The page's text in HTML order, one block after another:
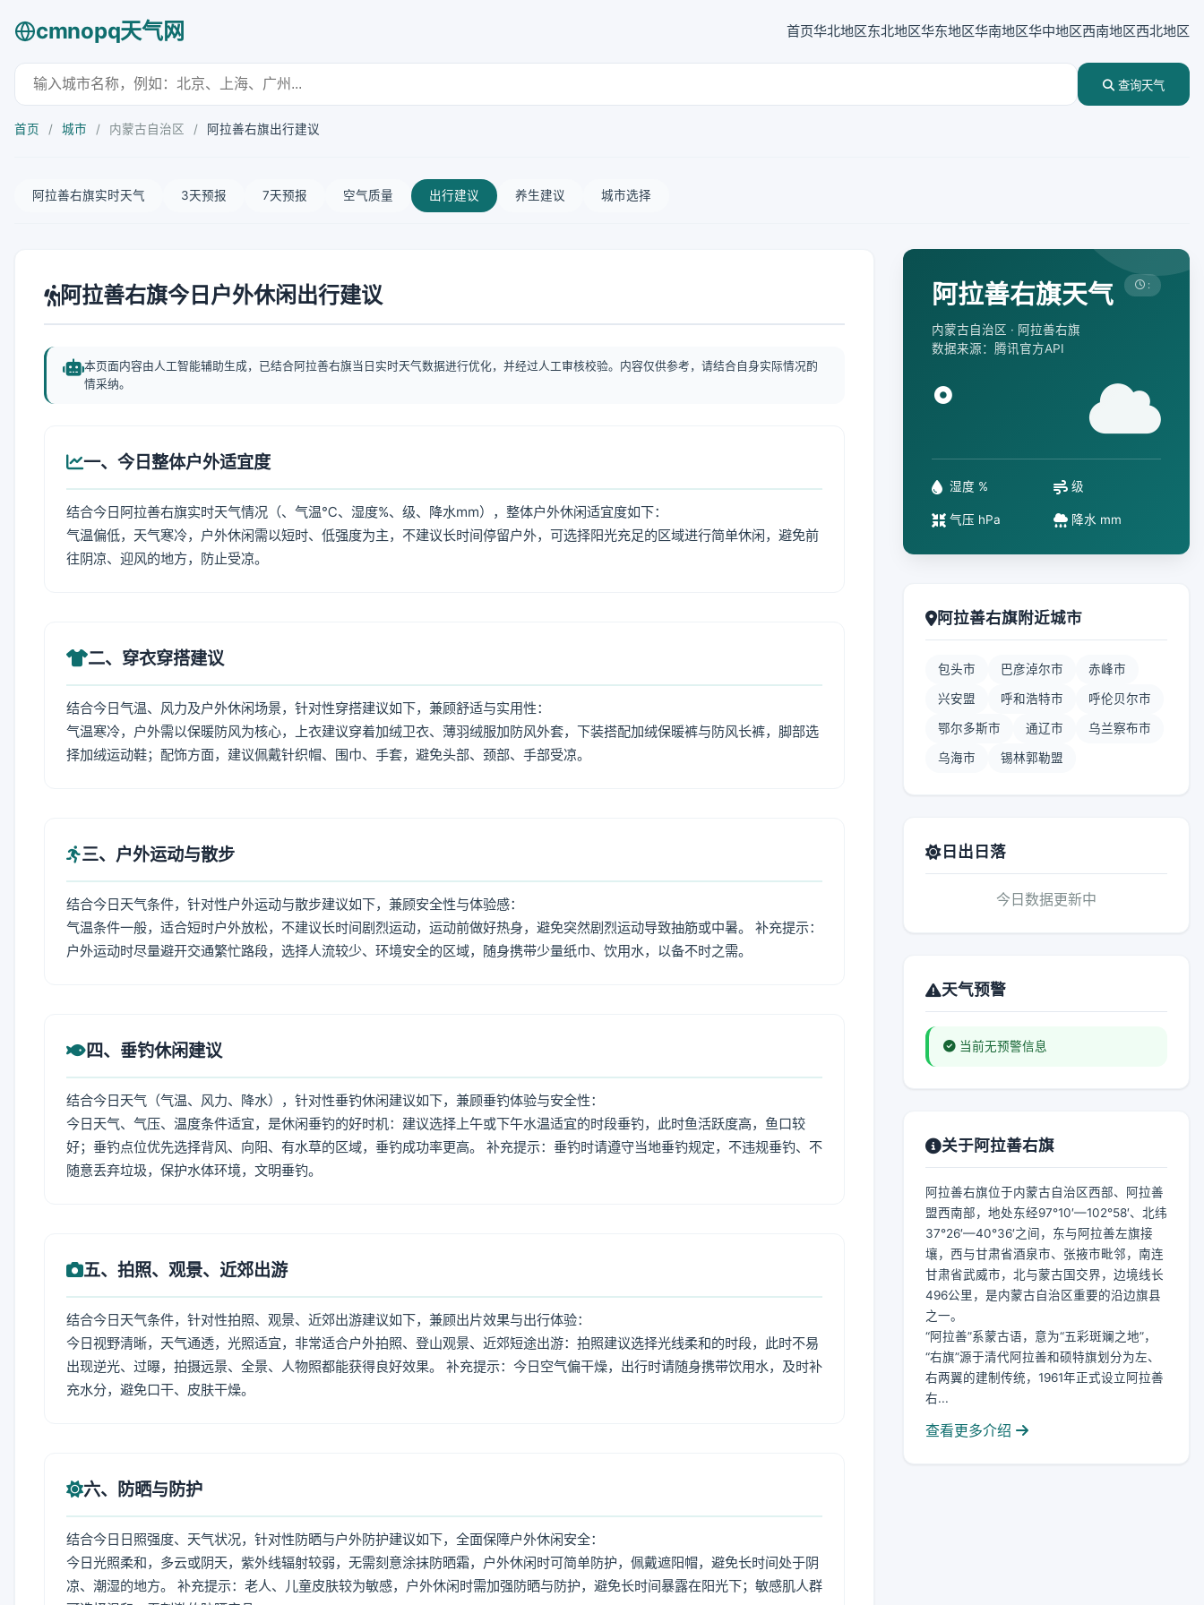
cmnopq天气网 首页华北地区东北地区华东地区华南地区华中地区西南地区西北地区
查询天气
首页 / 城市 / 内蒙古自治区 / 阿拉善右旗出行建议
阿拉善右旗实时天气 3天预报 7天预报 空气质量 出行建议 养生建议 城市选择
阿拉善右旗今日户外休闲出行建议
本页面内容由人工智能辅助生成，已结合阿拉善右旗当日实时天气数据进行优化，并经过人工审核校验。内容仅供参考，请结合自身实际情况酌
情采纳。
一、今日整体户外适宜度
结合今日阿拉善右旗实时天气情况（、气温℃、湿度%、级、降水mm），整体户外休闲适宜度如下：
气温偏低，天气寒冷，户外休闲需以短时、低强度为主，不建议长时间停留户外，可选择阳光充足的区域进行简单休闲，避免前
往阴凉、迎风的地方，防止受凉。
二、穿衣穿搭建议
结合今日气温、风力及户外休闲场景，针对性穿搭建议如下，兼顾舒适与实用性：
气温寒冷，户外需以保暖防风为核心，上衣建议穿着加绒卫衣、薄羽绒服加防风外套，下装搭配加绒保暖裤与防风长裤，脚部选
择加绒运动鞋；配饰方面，建议佩戴针织帽、围巾、手套，避免头部、颈部、手部受凉。
三、户外运动与散步
结合今日天气条件，针对性户外运动与散步建议如下，兼顾安全性与体验感：
气温条件一般，适合短时户外放松，不建议长时间剧烈运动，运动前做好热身，避免突然剧烈运动导致抽筋或中暑。 补充提示：
户外运动时尽量避开交通繁忙路段，选择人流较少、环境安全的区域，随身携带少量纸巾、饮用水，以备不时之需。
四、垂钓休闲建议
结合今日天气（气温、风力、降水），针对性垂钓休闲建议如下，兼顾垂钓体验与安全性：
今日天气、气压、温度条件适宜，是休闲垂钓的好时机：建议选择上午或下午水温适宜的时段垂钓，此时鱼活跃度高，鱼口较
好；垂钓点位优先选择背风、向阳、有水草的区域，垂钓成功率更高。 补充提示：垂钓时请遵守当地垂钓规定，不违规垂钓、不
随意丢弃垃圾，保护水体环境，文明垂钓。
五、拍照、观景、近郊出游
结合今日天气条件，针对性拍照、观景、近郊出游建议如下，兼顾出片效果与出行体验：
今日视野清晰，天气通透，光照适宜，非常适合户外拍照、登山观景、近郊短途出游：拍照建议选择光线柔和的时段，此时不易
出现逆光、过曝，拍摄远景、全景、人物照都能获得良好效果。 补充提示：今日空气偏干燥，出行时请随身携带饮用水，及时补
充水分，避免口干、皮肤干燥。
六、防晒与防护
结合今日日照强度、天气状况，针对性防晒与户外防护建议如下，全面保障户外休闲安全：
今日光照柔和，多云或阴天，紫外线辐射较弱，无需刻意涂抹防晒霜，户外休闲时可简单防护，佩戴遮阳帽，避免长时间处于阴
凉、潮湿的地方。 补充提示：老人、儿童皮肤较为敏感，户外休闲时需加强防晒与防护，避免长时间暴露在阳光下；敏感肌人群
阿拉善右旗天气
内蒙古自治区 · 阿拉善右旗
数据来源：腾讯官方API
:
°
湿度 % 级
气压 hPa 降水 mm
阿拉善右旗附近城市
包头市 巴彦淖尔市 赤峰市
兴安盟 呼和浩特市 呼伦贝尔市
鄂尔多斯市 通辽市 乌兰察布市
乌海市 锡林郭勒盟
日出日落
今日数据更新中
天气预警
当前无预警信息
关于阿拉善右旗
阿拉善右旗位于内蒙古自治区西部、阿拉善
盟西南部，地处东经97°10′—102°58′、北纬
37°26′—40°36′之间，东与阿拉善左旗接
壤，西与甘肃省酒泉市、张掖市毗邻，南连
甘肃省武威市，北与蒙古国交界，边境线长
496公里，是内蒙古自治区重要的沿边旗县
之一。
“阿拉善”系蒙古语，意为“五彩斑斓之地”，
“右旗”源于清代阿拉善和硕特旗划分为左、
右两翼的建制传统，1961年正式设立阿拉善
右...
查看更多介绍